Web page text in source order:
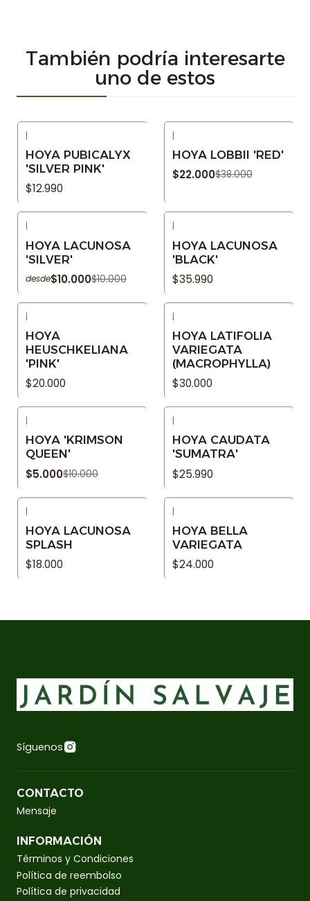
También podría interesarte
uno de estos
|
HOYA PUBICALYX
'SILVER PINK'
$12.990
Agotado
|
HOYA LOBBII 'RED'
$22.000$38.000
Agotado
|
HOYA LACUNOSA
'SILVER'
desde$10.000$10.000
|
HOYA LACUNOSA
'BLACK'
$35.990
|
HOYA
HEUSCHKELIANA
'PINK'
$20.000
|
HOYA LATIFOLIA
VARIEGATA
(MACROPHYLLA)
$30.000
Agotado
|
HOYA 'KRIMSON
QUEEN'
$5.000$10.000
|
HOYA CAUDATA
'SUMATRA'
$25.990
|
HOYA LACUNOSA
SPLASH
$18.000
|
HOYA BELLA
VARIEGATA
$24.000
Síguenos
CONTACTO
Mensaje
INFORMACIÓN
Términos y Condiciones
Política de reembolso
Política de privacidad